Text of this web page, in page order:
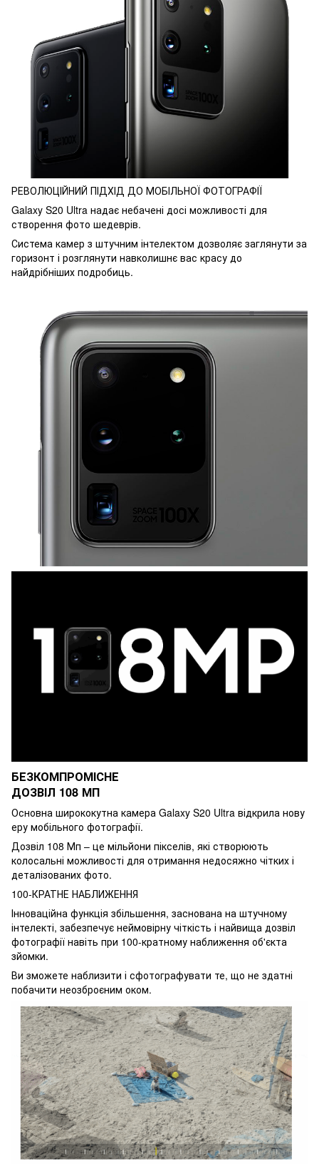
РЕВОЛЮЦІЙНИЙ ПІДХІД ДО МОБІЛЬНОЇ ФОТОГРАФІЇ
Galaxy S20 Ultra надає небачені досі можливості для
створення фото шедеврів.
Система камер з штучним інтелектом дозволяє заглянути за
горизонт і розглянути навколишнє вас красу до
найдрібніших подробиць.
БЕЗКОМПРОМІСНЕ
ДОЗВІЛ 108 МП
Основна ширококутна камера Galaxy S20 Ultra відкрила нову
еру мобільного фотографії.
Дозвіл 108 Мп – це мільйони пікселів, які створюють
колосальні можливості для отримання недосяжно чітких і
деталізованих фото.
100-КРАТНЕ НАБЛИЖЕННЯ
Інноваційна функція збільшення, заснована на штучному
інтелекті, забезпечує неймовірну чіткість і найвища дозвіл
фотографії навіть при 100-кратному наближення об'єкта
зйомки.
Ви зможете наблизити і сфотографувати те, що не здатні
побачити неозброєним оком.